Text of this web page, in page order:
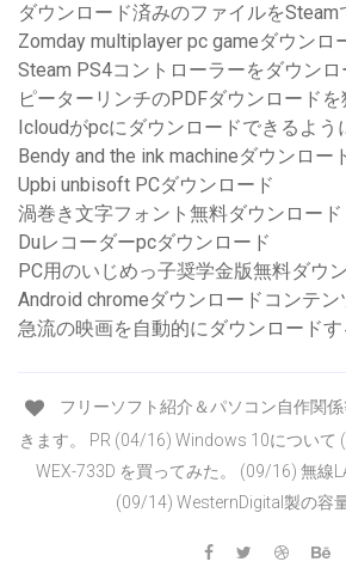
ダウンロード済みのファイルをSteam
Zomday multiplayer pc gameダウンロ
Steam PS4コントローラーをダウンロ
ピーターリンチのPDFダウンロード
Icloudがpcにダウンロードできるよう
Bendy and the ink machineダウンロー
Upbi unbisoft PCダウンロード
渦巻き文字フォント無料ダウンロード
Duレコーダーpcダウンロード
PC用のいじめっ子奨学金版無料ダウ
Android chromeダウンロードコンテン
急流の映画を自動的にダウンロードす
フリーソフト紹介＆パソコン自作関
きます。 PR (04/16) Windows 10について
WEX-733D を買ってみた。 (09/16) 無線
(09/14) WesternDigital製の容